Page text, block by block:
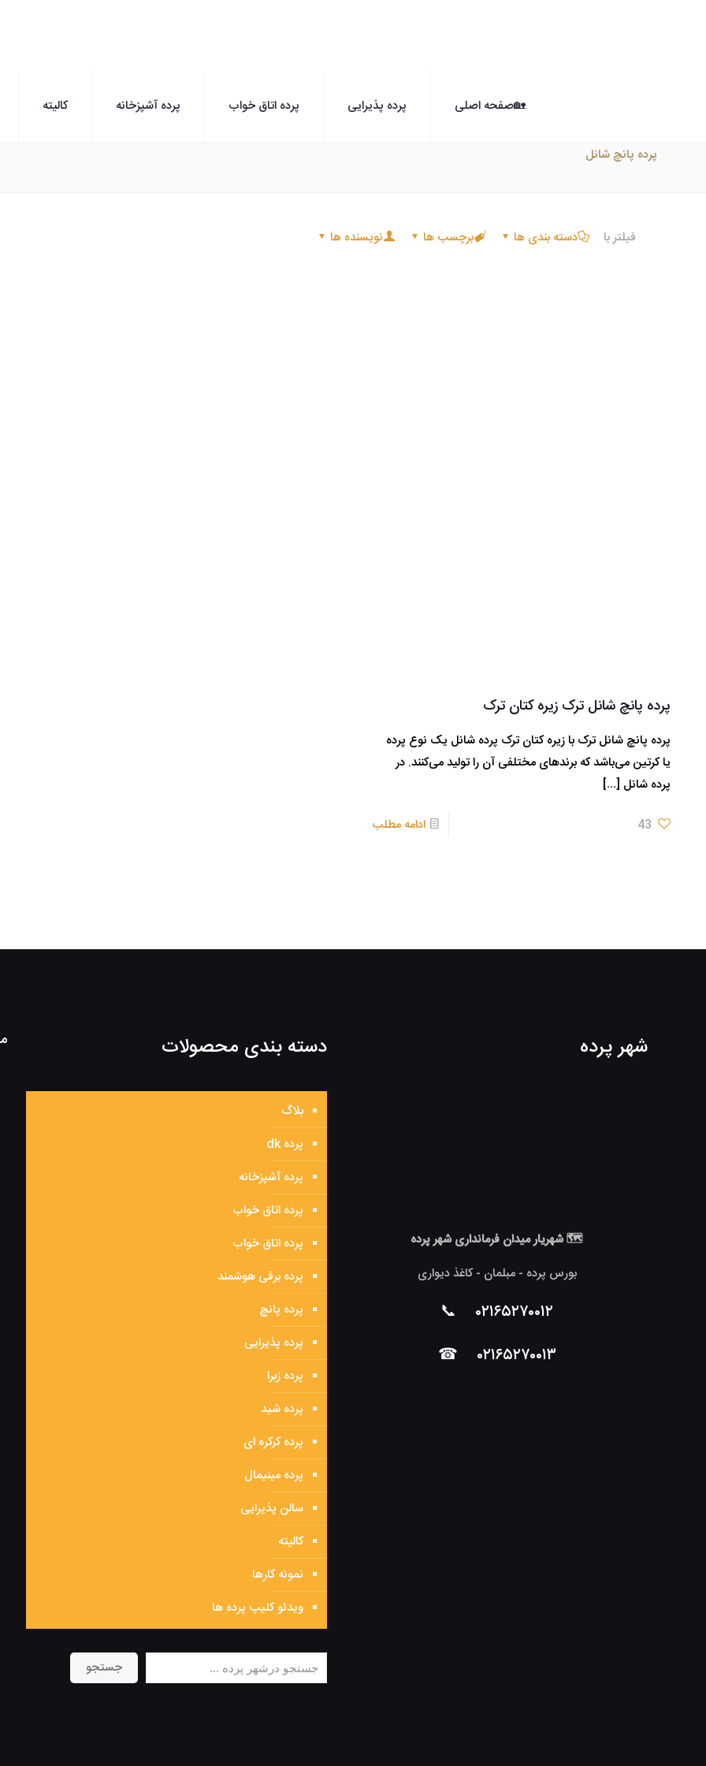
🏡صفحه اصلی پرده پذیرایی پرده اتاق خواب پرده آشپزخانه کالیته
پرده پانچ شانل
فیلتر با دسته بندی ها برچسب ها نویسنده ها
پرده پانچ شانل ترک زیره کتان ترک
پرده پانچ شانل ترک با زیره کتان ترک پرده شانل یک نوع پرده
یا کرتین می‌باشد که برندهای مختلفی آن را تولید می‌کنند. در
پرده شانل […]
43 ادامه مطلب
شهر پرده
🗺 شهریار میدان فرمانداری شهر پرده
بورس پرده - مبلمان - کاغذ دیواری
۰۲۱۶۵۲۷۰۰۱۲ 📞
۰۲۱۶۵۲۷۰۰۱۳ ☎
دسته بندی محصولات
بلاگ
پرده dk
پرده آشپزخانه
پرده اتاق خواب
پرده اتاق خواب
پرده برقی هوشمند
پرده پانچ
پرده پذیرایی
پرده زبرا
پرده شید
پرده کرکره ای
پرده مینیمال
سالن پذیرایی
کالیته
نمونه کارها
ویدئو کلیپ پرده ها
جستجو جستجو